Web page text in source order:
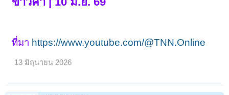
ที่มา https://www.youtube.com/@TNN.Online
13 มิถุนายน 2026